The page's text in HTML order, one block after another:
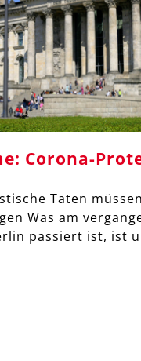
Corona-
Taten
Was am
passiert ist, ist